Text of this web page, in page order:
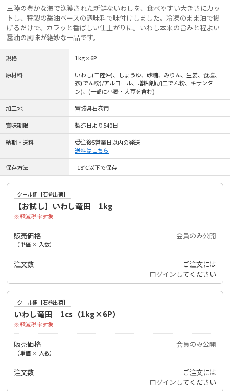
三陸の豊かな海で漁獲された新鮮ないわしを、食べやすい大きさにカッ
トし、特製の醤油ベースの調味料で味付けしました。冷凍のまま油で揚
げるだけで、カラッと香ばしい仕上がりに。いわし本来の旨みと程よい
醤油の風味が絶妙な一品です。
規格 1kg×6P
原材料
いわし(三陸沖)、しょうゆ、砂糖、みりん、生姜、食塩、
衣(でん粉)/アルコール、増粘剤(加工でん粉、キサンタ
ン)、(一部に小麦・大豆を含む)
加工地 宮城県石巻市
賞味期限 製造日より540日
納期・送料
受注後5営業日以内の発送
送料はこちら
保存方法 -18℃以下で保存
クール便【石巻出荷】
【お試し】いわし竜田 1kg
軽減税率対象
販売価格
（単価 × 入数）
会員のみ公開
注文数
ご注文には
ログイン してください
クール便【石巻出荷】
いわし竜田 1cs（1kg×6P）
軽減税率対象
販売価格
（単価 × 入数）
会員のみ公開
注文数
ご注文には
ログイン してください